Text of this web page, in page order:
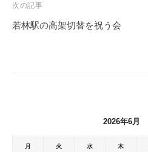
次の記事
若林駅の高架切替を祝う会
2026年6月
月 火 水 木